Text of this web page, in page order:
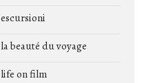
escursioni
la beauté du voyage
life on film